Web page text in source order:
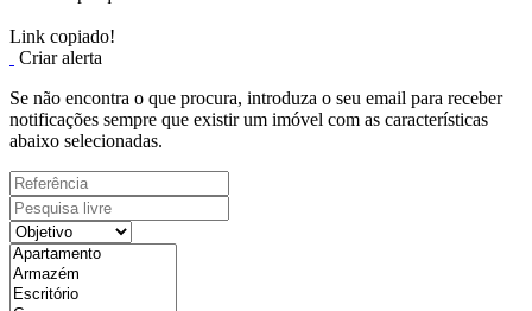
Link copiado!
Criar alerta
Se não encontra o que procura, introduza o seu email para receber
notificações sempre que existir um imóvel com as características
abaixo selecionadas.